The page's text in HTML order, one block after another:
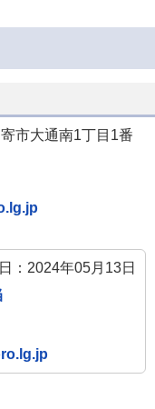
市大通南1丁目1番
：2024年05月13日